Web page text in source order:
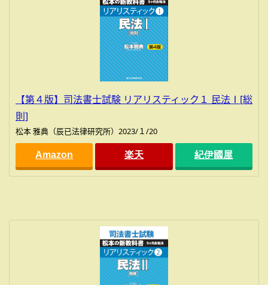
【第４版】司法書士試験 リアリスティック１ 民法Ⅰ[総
則]
松本 雅典（辰已法律研究所）2023/１/20
Amazon 楽天 紀伊國屋